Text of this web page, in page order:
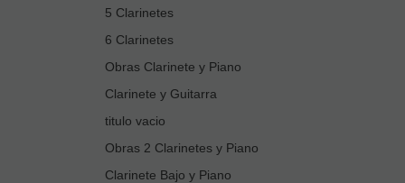
5 Clarinetes
6 Clarinetes
Obras Clarinete y Piano
Clarinete y Guitarra
titulo vacio
Obras 2 Clarinetes y Piano
Clarinete Bajo y Piano